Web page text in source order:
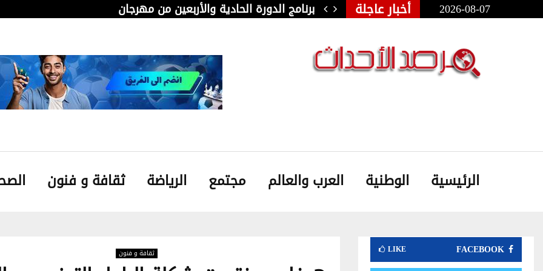
2026-08-07 أخبار عاجلة
للفنون الشعبية بأوذنة: نجلاء… برنامج الدورة الحادية والأربعين من مهرجان قابس…
الرئيسية الوطنية العرب والعالم مجتمع الرياضة ثقافة و فنون
ثقافة و فنون FACEBOOK
LIKE